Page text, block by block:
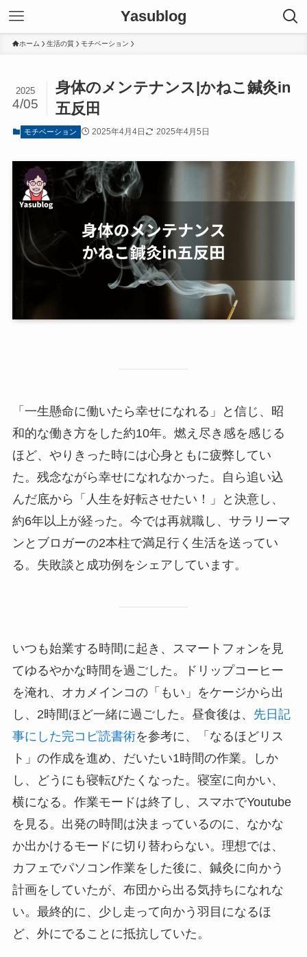
Yasublog
ホーム 生活の質 モチベーション
身体のメンテナンス|かねこ鍼灸in
五反田
2025
4/05
モチベーション 2025年4月4日 2025年4月5日
「一生懸命に働いたら幸せになれる」と信じ、昭
和的な働き方をした約10年。燃え尽き感を感じる
ほど、やりきった時には心身ともに疲弊してい
た。残念ながら幸せになれなかった。自ら追い込
んだ底から「人生を好転させたい！」と決意し、
約6年以上が経った。今では再就職し、サラリーマ
ンとブロガーの2本柱で満足行く生活を送ってい
る。失敗談と成功例をシェアしています。
いつも始業する時間に起き、スマートフォンを見
てゆるやかな時間を過ごした。ドリップコーヒー
を淹れ、オカメインコの「もい」をケージから出
し、2時間ほど一緒に過ごした。昼食後は、 先日記
事にした完コピ読書術を参考に、「なるほどリス
ト」の作成を進め、だいたい1時間の作業。しか
し、どうにも寝転びたくなった。寝室に向かい、
横になる。作業モードは終了し、スマホでYoutube
を見る。出発の時間は決まっているのに、なかな
か出かけるモードに切り替わらない。理想では、
カフェでパソコン作業をした後に、鍼灸に向かう
計画をしていたが、布団から出る気持ちになれな
い。最終的に、少し走って向かう羽目になるほ
ど、外にでることに抵抗していた。